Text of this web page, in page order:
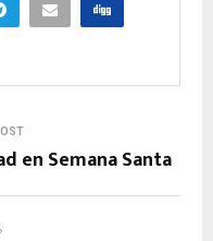
en Semana Santa